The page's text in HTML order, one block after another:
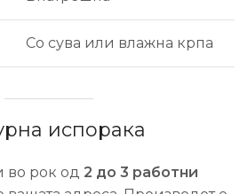
Со сува или влажна крпа
испорака
во рок од 2 до 3 работни